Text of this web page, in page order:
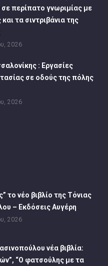
περίπατο γνωριμίας με
τα σιντριβάνια της
2026
: Εργασίες
σε οδούς της πόλης
2026
το νέο βιβλίο της Τόνιας
– Εκδόσεις Αυγέρη
2026
νέα βιβλία:
“Ο φατσούλης με τα